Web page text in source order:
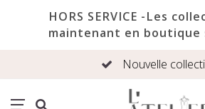
HORS SERVICE -Les
maintenant en boutique
Nouvelle